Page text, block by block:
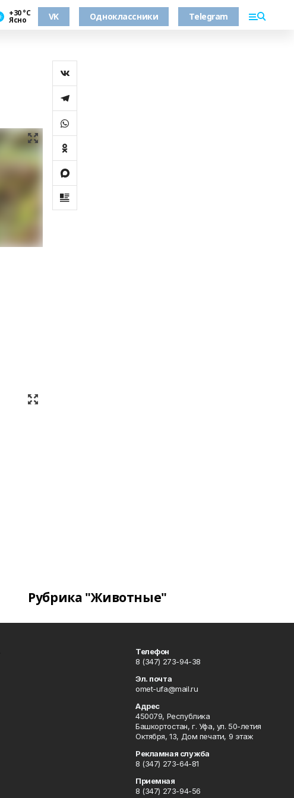
+30 °С
Ясно VK Одноклассники Telegram
Рубрика "Животные"
Телефон
8 (347) 273-94-38
Эл. почта
omet-ufa@mail.ru
Адрес
450079, Республика
Башкортостан, г. Уфа, ул. 50-летия
Октября, 13, Дом печати, 9 этаж
Рекламная служба
8 (347) 273-64-81
Приемная
8 (347) 273-94-56